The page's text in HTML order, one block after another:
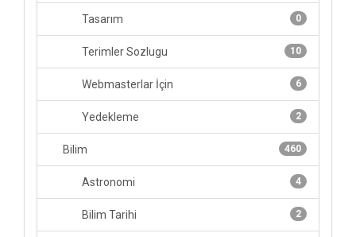
0
Tasarım
10
Terimler Sozlugu
6
Webmasterlar İçin
2
Yedekleme
460
Bilim
4
Astronomi
2
Bilim Tarihi